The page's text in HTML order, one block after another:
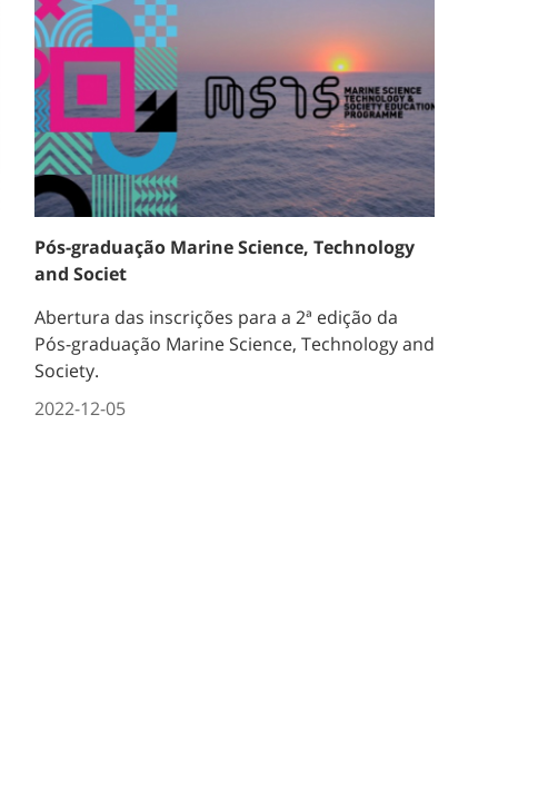
Pós-graduação Marine Science, Technology
and Societ
Abertura das inscrições para a 2ª edição da
Pós-graduação Marine Science, Technology and
Society.
2022-12-05